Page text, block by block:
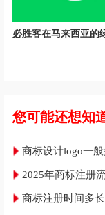
必胜客在马来西亚的
您可能还想知
商标设计logo一般
2025年商标注册
商标注册时间多长